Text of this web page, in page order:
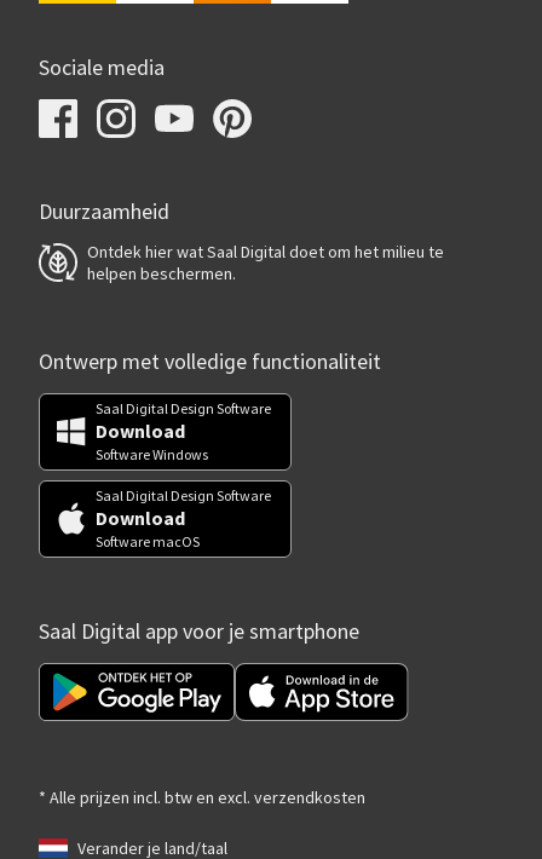
Sociale media
Duurzaamheid
Ontdek hier wat Saal Digital doet om het milieu te
helpen beschermen.
Ontwerp met volledige functionaliteit
Saal Digital Design Software
Download
Software Windows
Saal Digital Design Software
Download
Software macOS
Saal Digital app voor je smartphone
* Alle prijzen incl. btw en excl. verzendkosten
Verander je land/taal